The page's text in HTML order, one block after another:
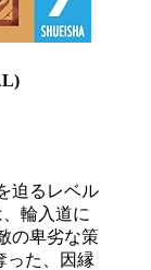
迫るレベル
輪入道に
の卑劣な策
た、因縁